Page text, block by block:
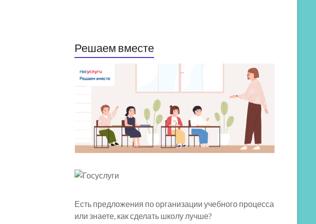
Решаем вместе
Есть предложения по организации учебного процесса
или знаете, как сделать школу лучше?